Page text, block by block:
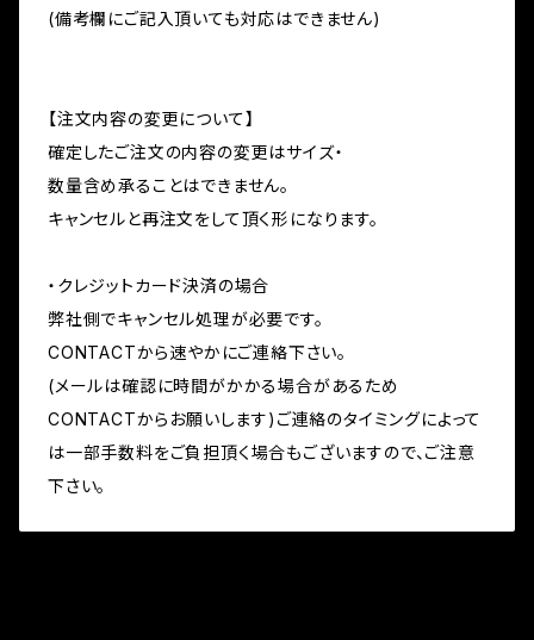
(備考欄にご記入頂いても対応はできません)
【注文内容の変更について】
確定したご注文の内容の変更はサイズ・
数量含め承ることはできません。
キャンセルと再注文をして頂く形になります。
・クレジットカード決済の場合
弊社側でキャンセル処理が必要です。
CONTACTから速やかにご連絡下さい。
(メールは確認に時間がかかる場合があるため
CONTACTからお願いします)ご連絡のタイミングによって
は一部手数料をご負担頂く場合もございますので、ご注意
下さい。